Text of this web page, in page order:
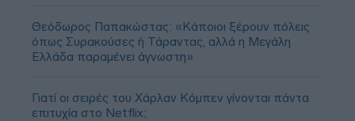
Θεόδωρος Παπακώστας: «Κάποιοι ξέρουν πόλεις
όπως Συρακούσες ή Τάραντας, αλλά η Μεγάλη
Ελλάδα παραμένει άγνωστη»
Γιατί οι σειρές του Χάρλαν Κόμπεν γίνονται πάντα
επιτυχία στο Netflix;